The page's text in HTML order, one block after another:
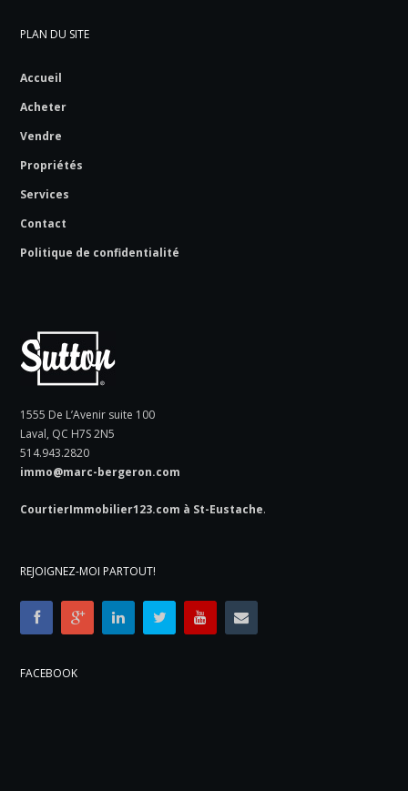
PLAN DU SITE
Accueil
Acheter
Vendre
Propriétés
Services
Contact
Politique de confidentialité
1555 De L’Avenir suite 100
Laval, QC H7S 2N5
514.943.2820
immo@marc-bergeron.com
CourtierImmobilier123.com à St-Eustache.
REJOIGNEZ-MOI PARTOUT!
FACEBOOK